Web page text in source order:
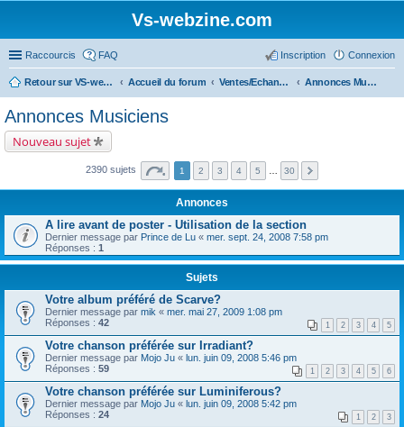
Vs-webzine.com
Raccourcis FAQ Connexion
Inscription
Retour sur VS-webzine Accueil du forum Ventes/Echanges/Achats/Recherche Annonces Musiciens
Annonces Musiciens
Nouveau sujet
2390 sujets 1 2 3 4 5 30
Annonces
A lire avant de poster - Utilisation de la section
Dernier message par Prince de Lu « mer. sept. 24, 2008 7:58 pm
Réponses : 1
Sujets
Votre album préféré de Scarve?
Dernier message par mik « mer. mai 27, 2009 1:08 pm
Réponses : 42 1 2 3 4 5
Votre chanson préférée sur Irradiant?
Dernier message par Mojo Ju « lun. juin 09, 2008 5:46 pm
Réponses : 59 1 2 3 4 5 6
Votre chanson préférée sur Luminiferous?
Dernier message par Mojo Ju « lun. juin 09, 2008 5:42 pm
Réponses : 24 1 2 3